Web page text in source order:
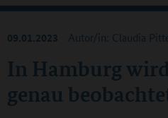
In Hamburg
genau
09.01.2023 Autor/in: Claudia